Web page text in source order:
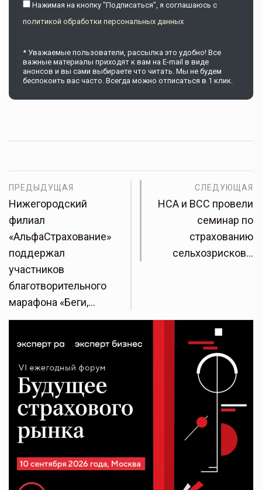
Нажимая на кнопку "Подписаться", я соглашаюсь c
политикой обработки персональных данных
* Уважаемые пользователи, рассылка это удобно! Все
важные материалы приходят к вам на E-mail в виде
анонсов и вы сами выбираете что читать. Мы не будем
беспокоить вас часто. Всегда можно отписаться в 1 клик.
ПРЕДЫДУЩАЯ
Нижегородский
филиал
«АльфаСтрахование»
поддержал
участников
благотворительного
марафона «Беги,…
СЛЕДУЮЩАЯ
НСА и ВСС провели
семинар по
страхованию
сельхозрисков…